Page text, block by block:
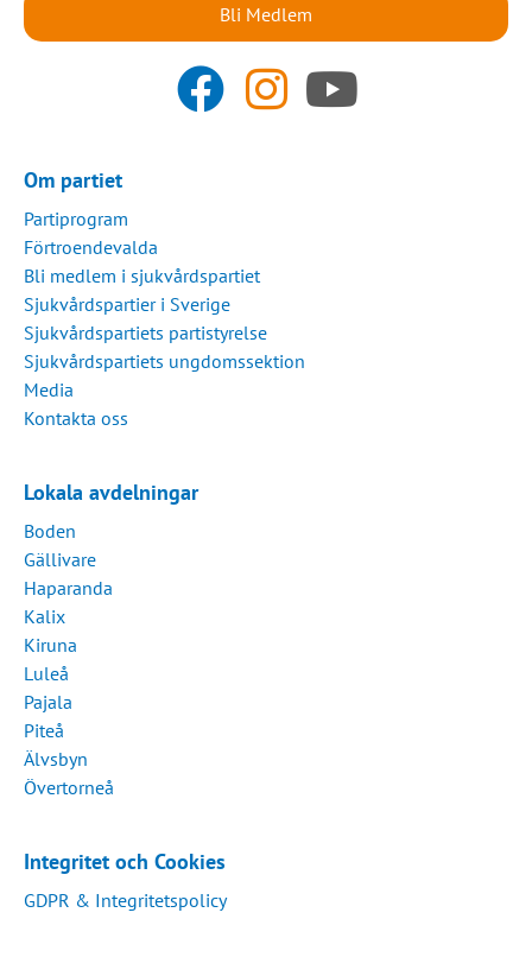
Bli Medlem
Om partiet
Partiprogram
Förtroendevalda
Bli medlem i sjukvårdspartiet
Sjukvårdspartier i Sverige
Sjukvårdspartiets partistyrelse
Sjukvårdspartiets ungdomssektion
Media
Kontakta oss
Lokala avdelningar
Boden
Gällivare
Haparanda
Kalix
Kiruna
Luleå
Pajala
Piteå
Älvsbyn
Övertorneå
Integritet och Cookies
GDPR & Integritetspolicy